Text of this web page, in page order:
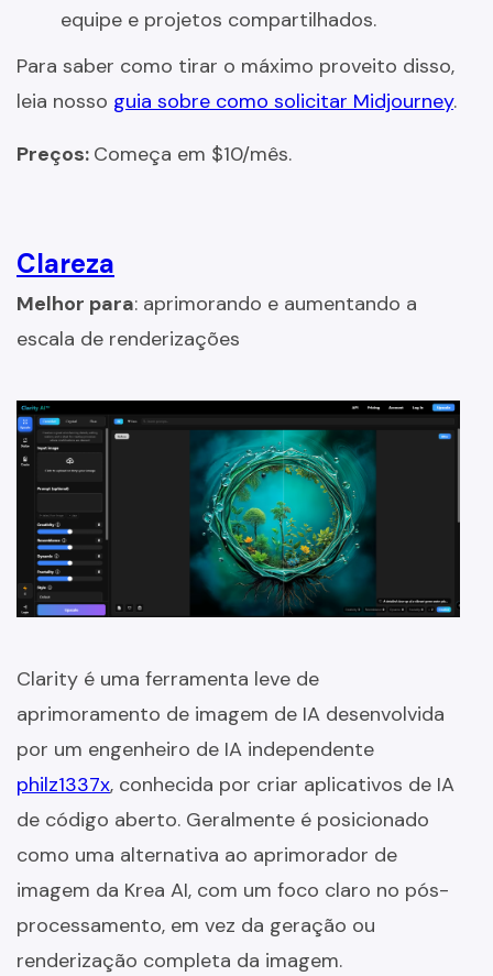
equipe e projetos compartilhados.
Para saber como tirar o máximo proveito disso,
leia nosso guia sobre como solicitar Midjourney.
Preços: Começa em $10/mês.
Clareza
Melhor para: aprimorando e aumentando a
escala de renderizações
Clarity é uma ferramenta leve de
aprimoramento de imagem de IA desenvolvida
por um engenheiro de IA independente
philz1337x, conhecida por criar aplicativos de IA
de código aberto. Geralmente é posicionado
como uma alternativa ao aprimorador de
imagem da Krea AI, com um foco claro no pós-
processamento, em vez da geração ou
renderização completa da imagem.